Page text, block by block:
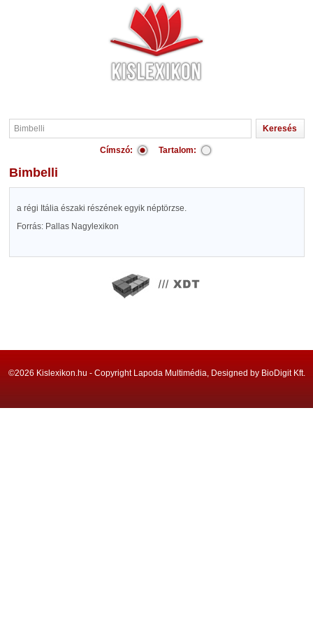
Címszó: Tartalom:
Bimbelli
a régi Itália északi részének egyik néptörzse.
Forrás: Pallas Nagylexikon
©2026 Kislexikon.hu - Copyright Lapoda Multimédia, Designed by BioDigit Kft.